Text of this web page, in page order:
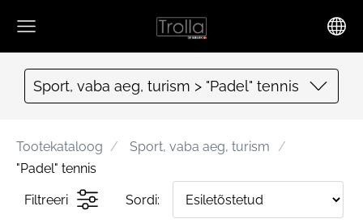
Sport, vaba aeg, turism > "Padel" tennis
Tootekataloog
Sport, vaba aeg, turism
"Padel" tennis
Filtreeri Sordi: